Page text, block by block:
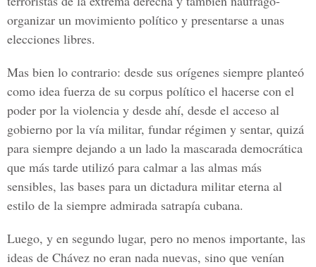
organizar un movimiento político y presentarse a unas
elecciones libres.
Mas bien lo contrario: desde sus orígenes siempre planteó
como idea fuerza de su corpus político el hacerse con el
poder por la violencia y desde ahí, desde el acceso al
gobierno por la vía militar, fundar régimen y sentar, quizá
para siempre dejando a un lado la mascarada democrática
que más tarde utilizó para calmar a las almas más
sensibles, las bases para un dictadura militar eterna al
estilo de la siempre admirada satrapía cubana.
Luego, y en segundo lugar, pero no menos importante, las
ideas de Chávez no eran nada nuevas, sino que venían